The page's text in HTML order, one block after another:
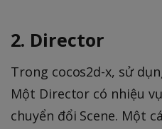
2. Director
Trong cocos2d-x, sử
Một Director có nhiệu
chuyển đổi Scene. Một